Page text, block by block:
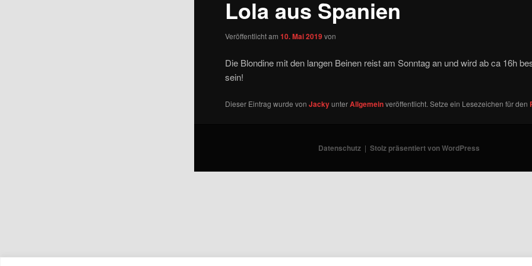
Lola aus Spanien
Veröffentlicht am10. Mai 2019 von
Die Blondine mit den langen Beinen reist am Sonntag an und wird ab ca 16h
sein!
Dieser Eintrag wurde vonJackyunterAllgemeinveröffentlicht. Setze ein Lesezeichen für den
Datenschutz Stolz präsentiert von WordPress